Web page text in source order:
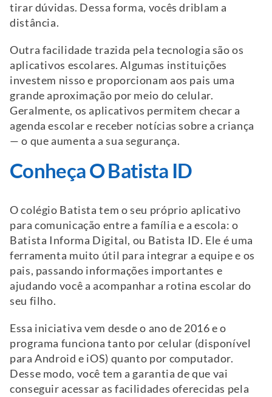
tirar dúvidas. Dessa forma, vocês driblam a
distância.
Outra facilidade trazida pela tecnologia são os
aplicativos escolares. Algumas instituições
investem nisso e proporcionam aos pais uma
grande aproximação por meio do celular.
Geralmente, os aplicativos permitem checar a
agenda escolar e receber notícias sobre a criança
— o que aumenta a sua segurança.
Conheça O Batista ID
O colégio Batista tem o seu próprio aplicativo
para comunicação entre a família e a escola: o
Batista Informa Digital, ou Batista ID. Ele é uma
ferramenta muito útil para integrar a equipe e os
pais, passando informações importantes e
ajudando você a acompanhar a rotina escolar do
seu filho.
Essa iniciativa vem desde o ano de 2016 e o
programa funciona tanto por celular (disponível
para Android e iOS) quanto por computador.
Desse modo, você tem a garantia de que vai
conseguir acessar as facilidades oferecidas pela